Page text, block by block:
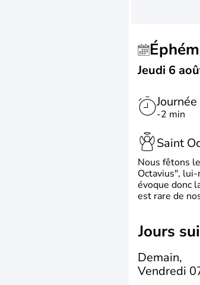
Jeudi 6
Journée
-2 min
Saint
Nous fêtons
Octavius",
évoque donc
est rare de
jours
Demain,
Vendredi